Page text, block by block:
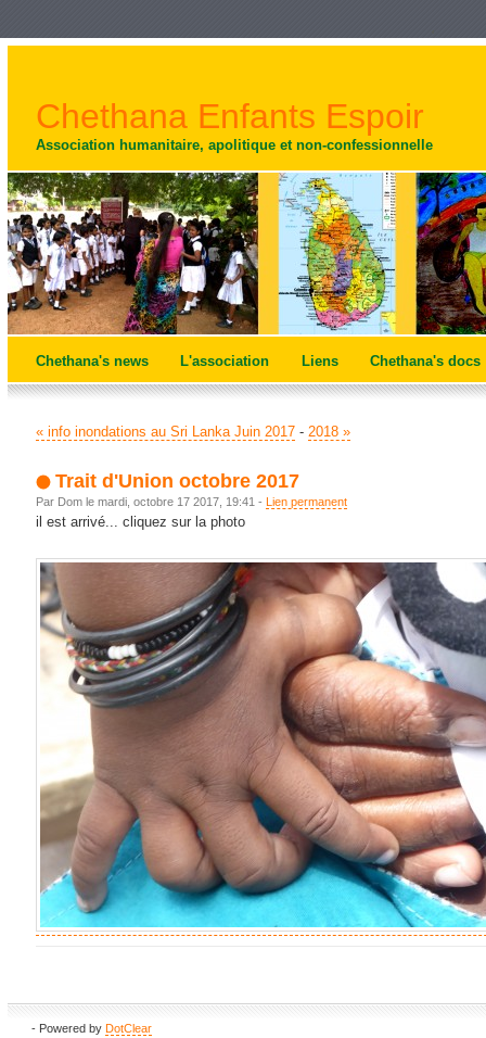
Chethana Enfants Espoir
Association humanitaire, apolitique et non-confessionnelle
Chethana's news L'association Liens Chethana's docs
« info inondations au Sri Lanka Juin 2017 - 2018 »
Trait d'Union octobre 2017
Par Dom le mardi, octobre 17 2017, 19:41 - Lien permanent
il est arrivé... cliquez sur la photo
- Powered byDotClear